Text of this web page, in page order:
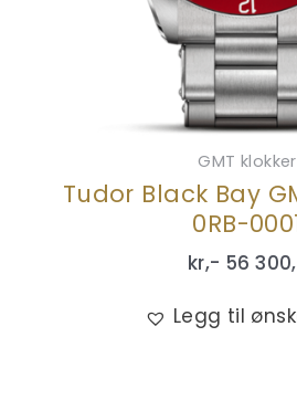
GMT klokker
Tudor Black Bay
0RB-
kr,- 56 300
Legg til